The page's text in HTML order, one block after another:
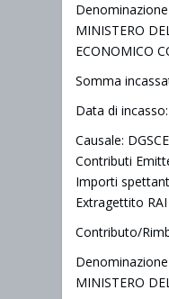
MINISTERO
ECONOMICO
Somma
Data di
Causale:
Contributi
Importi
Extragettito
Contributo/
MINISTERO